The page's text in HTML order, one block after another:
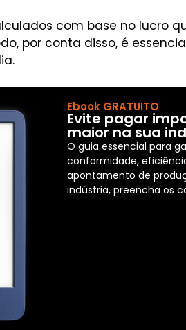
com base no lucro
por conta disso, é
Ebook GRATUITO
Evite pagar
maior na sua
O guia essencial para
conformidade,
apontamento de
indústria, preencha os